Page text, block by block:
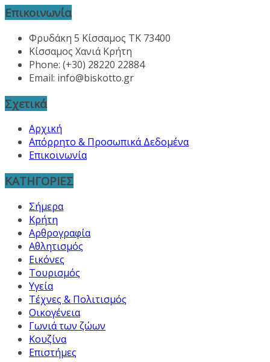
Επικοινωνία
Φρυδάκη 5 Κίσσαμος ΤΚ 73400
Κίσσαμος Χανιά Κρήτη
Phone: (+30) 28220 22884
Email: info@biskotto.gr
Σχετικά
Αρχική
Απόρρητο & Προσωπικά Δεδομένα
Επικοινωνία
ΚΑΤΗΓΟΡΙΕΣ
Σήμερα
Κρήτη
Αρθρογραφία
Αθλητισμός
Εικόνες
Τουρισμός
Υγεία
Τέχνες & Πολιτισμός
Οικογένεια
Γωνιά των ζώων
Κουζίνα
Επιστήμες